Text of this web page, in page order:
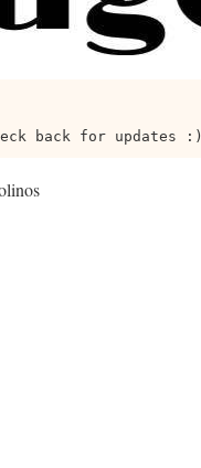
back for updates :)